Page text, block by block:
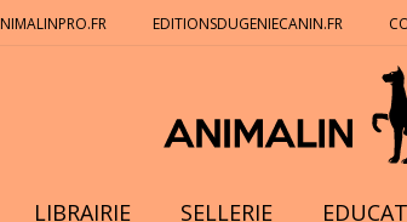
EDITIONSDUGENIECANIN.FR
LIBRAIRIE SELLERIE